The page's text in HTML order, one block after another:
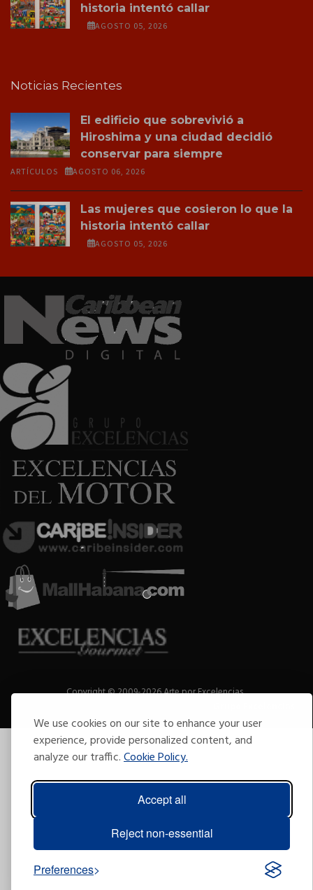
We use cookies on our site to enhance your user
experience, provide personalized content, and
analyze our traffic.Cookie Policy.
Accept all
Reject non-essential
Preferences
historia intentó callar
AGOSTO 05, 2026
Noticias Recientes
El edificio que sobrevivió a
Hiroshima y una ciudad decidió
conservar para siempre
ARTÍCULOS AGOSTO 06, 2026
Las mujeres que cosieron lo que la
historia intentó callar
AGOSTO 05, 2026
Copyright © 2009-2026 Arte por Excelencias.